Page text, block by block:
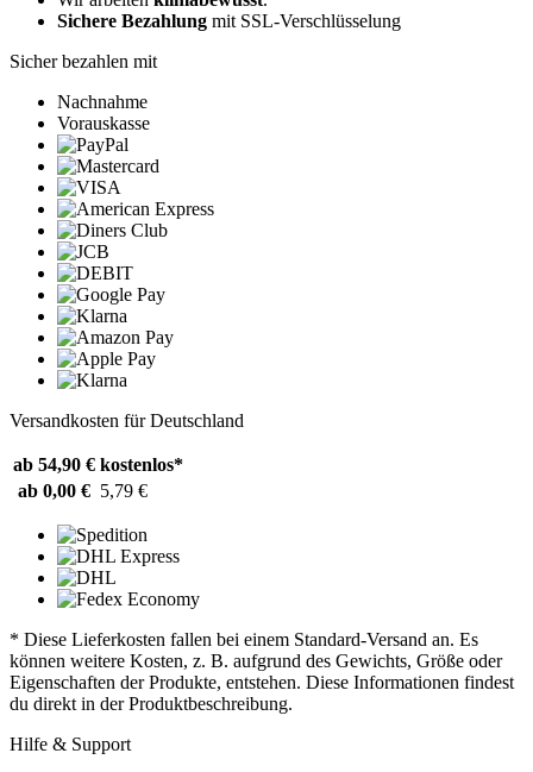
Sichere Bezahlung mit SSL-Verschlüsselung
Sicher bezahlen mit
Nachnahme
Vorauskasse
Versandkosten für Deutschland
ab 54,90 € kostenlos*
ab 0,00 € 5,79 €
* Diese Lieferkosten fallen bei einem Standard-Versand an. Es
können weitere Kosten, z. B. aufgrund des Gewichts, Größe oder
Eigenschaften der Produkte, entstehen. Diese Informationen findest
du direkt in der Produktbeschreibung.
Hilfe & Support